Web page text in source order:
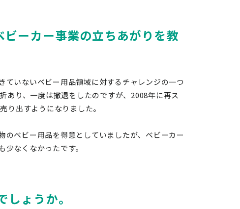
ーカー事業の立ちあがりを教
ていないベビー用品領域に対するチャレンジの一つ
あり、一度は撤退をしたのですが、2008年に再ス
り出すようになりました。
ベビー用品を得意としていましたが、ベビーカー
なくなかったです。
ょうか。